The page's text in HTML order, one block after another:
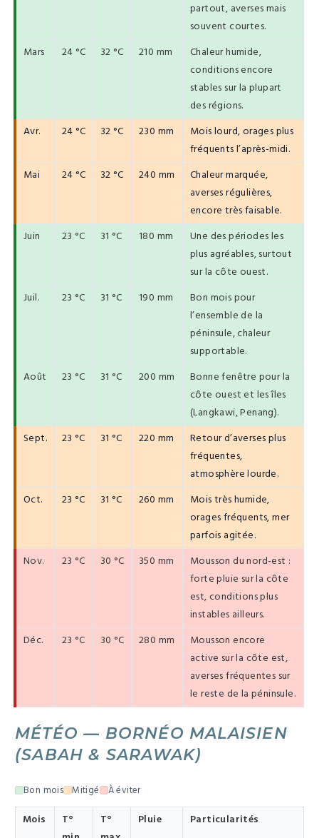
partout, averses mais
souvent courtes.
Mars
24 °C 32 °C 210 mm
Chaleur humide,
conditions encore
stables sur la plupart
des régions.
Avr.
24 °C 32 °C 230 mm
Mois lourd, orages plus
fréquents l’après-midi.
Mai
24 °C 32 °C 240 mm
Chaleur marquée,
averses régulières,
encore très faisable.
Juin
23 °C 31 °C 180 mm
Une des périodes les
plus agréables, surtout
sur la côte ouest.
Juil.
23 °C 31 °C 190 mm
Bon mois pour
l’ensemble de la
péninsule, chaleur
supportable.
Août
23 °C 31 °C 200 mm
Bonne fenêtre pour la
côte ouest et les îles
(Langkawi, Penang).
Sept.
23 °C 31 °C 220 mm
Retour d’averses plus
fréquentes,
atmosphère lourde.
Oct.
23 °C 31 °C 260 mm
Mois très humide,
orages fréquents, mer
parfois agitée.
Nov.
23 °C 30 °C 350 mm
Mousson du nord-est :
forte pluie sur la côte
est, conditions plus
instables ailleurs.
Déc.
23 °C 30 °C 280 mm
Mousson encore
active sur la côte est,
averses fréquentes sur
le reste de la péninsule.
MÉTÉO — BORNÉO MALAISIEN
(SABAH & SARAWAK)
Bon mois Mitigé À éviter
Mois
T°
T°
Pluie Particularités